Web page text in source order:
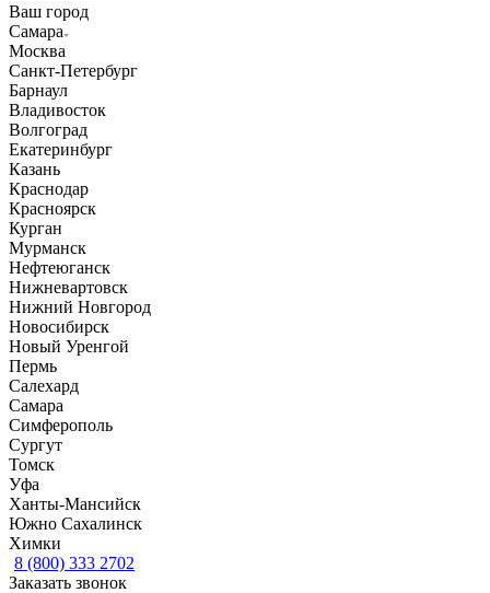
Ваш город
Самара
Москва
Санкт-Петербург
Барнаул
Владивосток
Волгоград
Екатеринбург
Казань
Краснодар
Красноярск
Курган
Мурманск
Нефтеюганск
Нижневартовск
Нижний Новгород
Новосибирск
Новый Уренгой
Пермь
Салехард
Самара
Симферополь
Сургут
Томск
Уфа
Ханты-Мансийск
Южно Сахалинск
Химки
8 (800) 333 2702
Заказать звонок